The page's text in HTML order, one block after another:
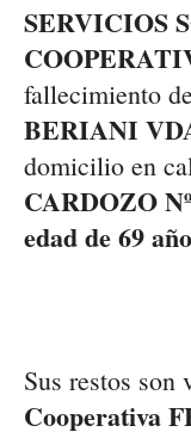
SERVICIOS
fallecimiento
BERIANI
domicilio en
CARDOZONº
edadde69
Sus restos son
Cooperativa